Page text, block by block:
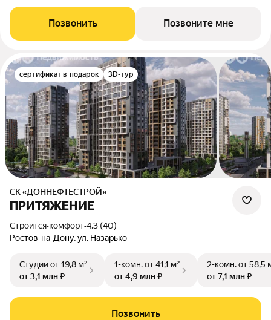
Позвонить Позвоните мне
сертификат в подарок 3D-тур
СК «ДОННЕФТЕСТРОЙ»
ПРИТЯЖЕНИЕ
Строится•комфорт•4.3 (40)
Ростов-на-Дону, ул. Назарько
Студииот 19,8 м²
от 3,1 млн ₽
1-комн.от 41,1 м²
от 4,9 млн ₽
2-комн.от 58,5
от 7,1 млн ₽
Позвонить